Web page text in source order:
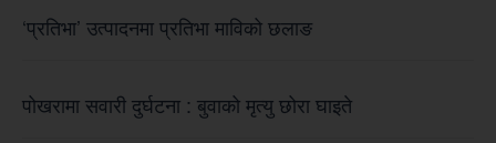
‘प्रतिभा’ उत्पादनमा प्रतिभा माविको छलाङ
पोखरामा सवारी दुर्घटना : बुवाको मृत्यु छोरा घाइते